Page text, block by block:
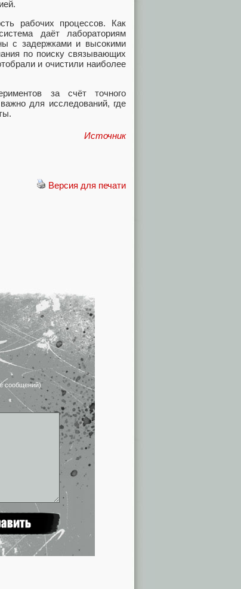
рабочих процессов. Как
даёт лабораториям
с задержками и высокими
по поиску связывающих
и очистили наиболее
за счёт точного
для исследований, где
Источник
Версия для печати
сообщений)